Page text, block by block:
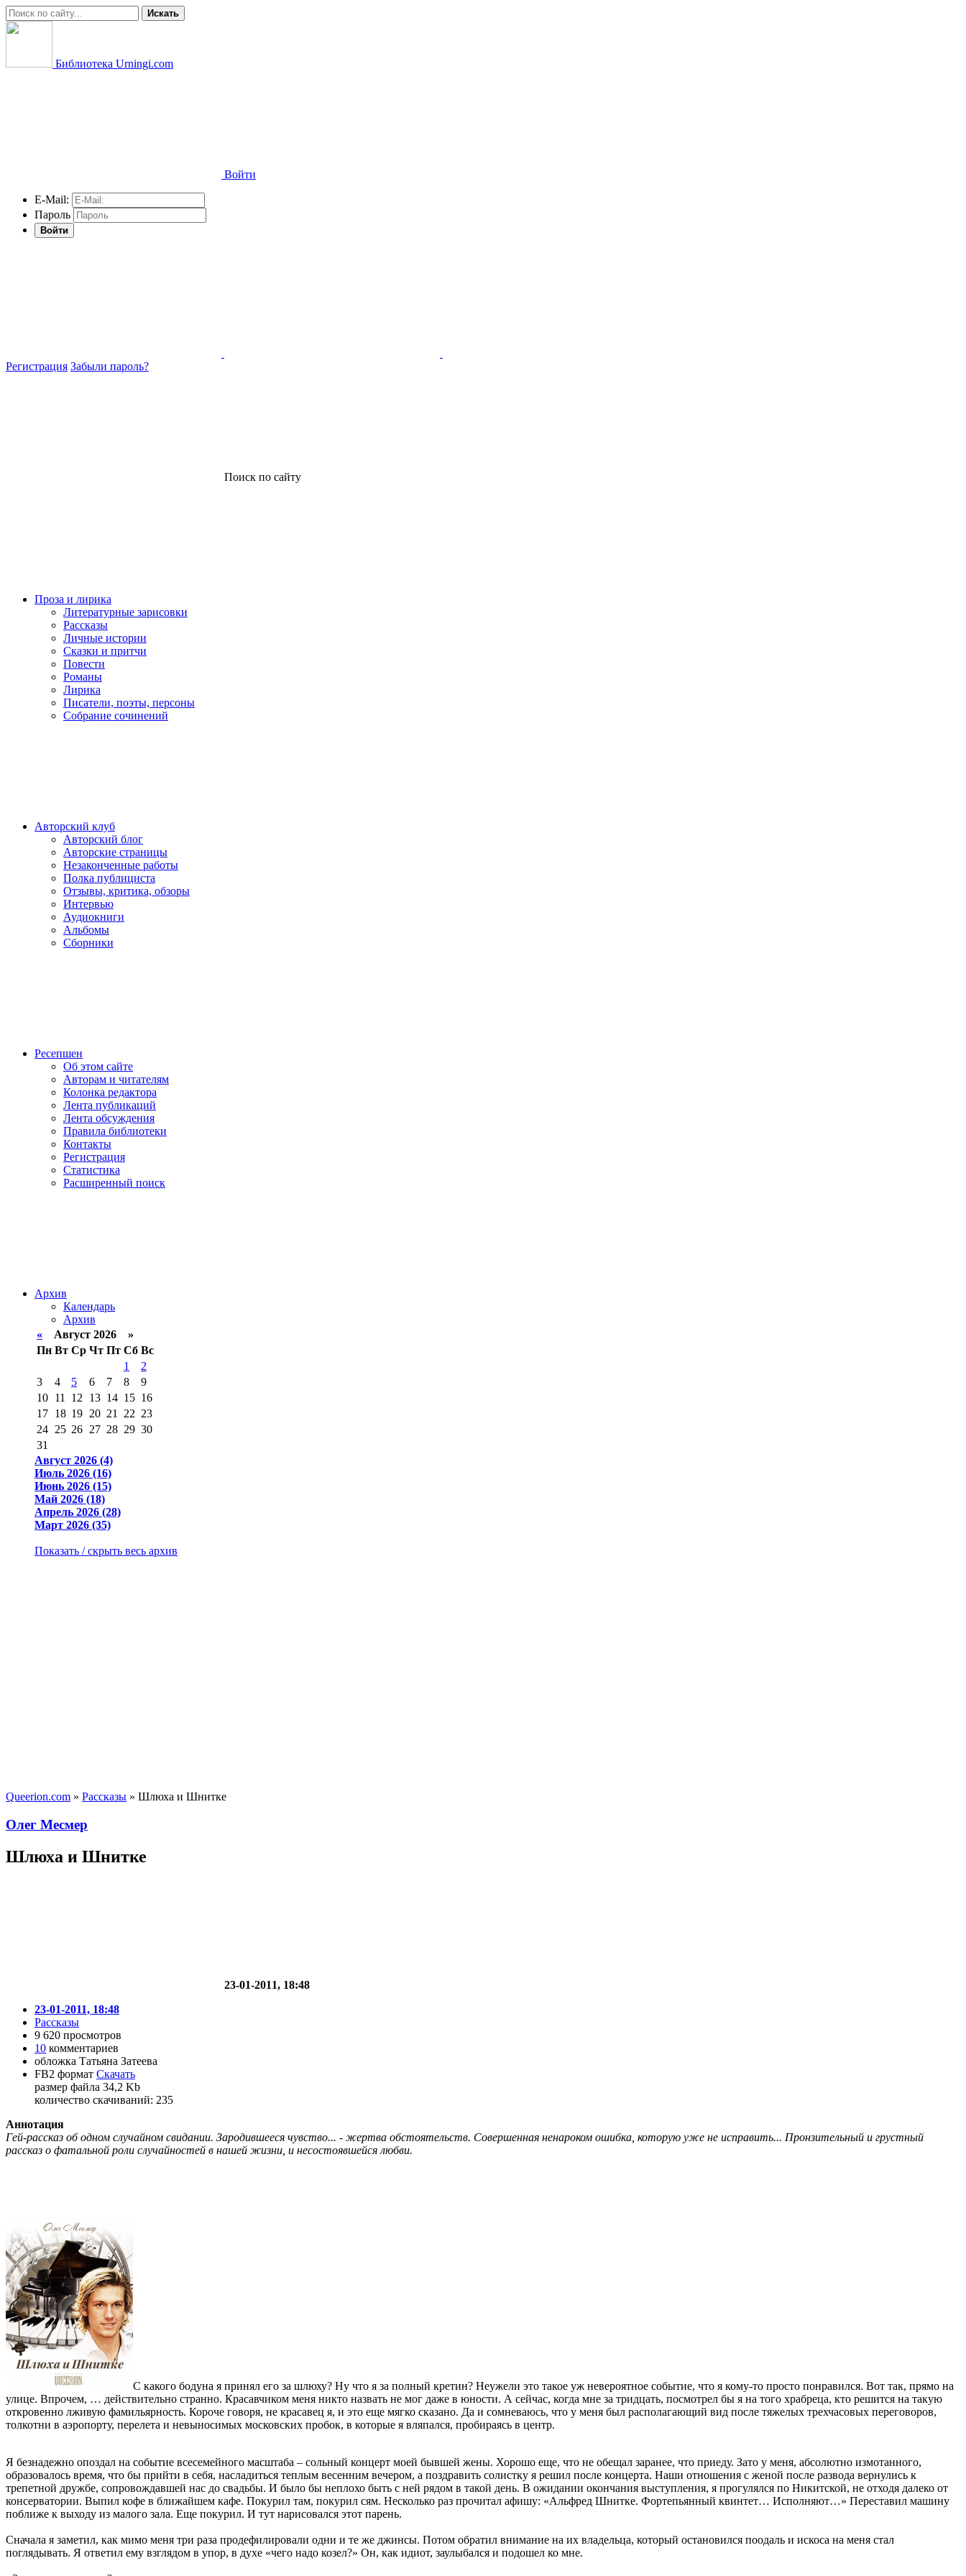
Искать
Библиотека Urningi.com
Войти
E-Mail:
Пароль
Войти
Регистрация Забыли пароль?
Поиск по сайту
Проза и лирика
Литературные зарисовки
Рассказы
Личные истории
Сказки и притчи
Повести
Романы
Лирика
Писатели, поэты, персоны
Собрание сочинений
Авторский клуб
Авторский блог
Авторские страницы
Незаконченные работы
Полка публициста
Отзывы, критика, обзоры
Интервью
Аудиокниги
Альбомы
Сборники
Ресепшен
Об этом сайте
Авторам и читателям
Колонка редактора
Лента публикаций
Лента обсуждения
Правила библиотеки
Контакты
Регистрация
Статистика
Расширенный поиск
Архив
Календарь
Архив
« Август 2026 »
Пн Вт Ср Чт Пт Сб Вс
1
2
3
4 5 6 7 8
9
10 11 12 13 14 15 16
17 18 19 20 21 22 23
24 25 26 27 28 29 30
31
Август 2026 (4)
Июль 2026 (16)
Июнь 2026 (15)
Май 2026 (18)
Апрель 2026 (28)
Март 2026 (35)
Показать / скрыть весь архив
Queerion.com » Рассказы » Шлюха и Шнитке
Олег Месмер
Шлюха и Шнитке
23-01-2011, 18:48
23-01-2011, 18:48
Рассказы
9 620 просмотров
10 комментариев
обложка Татьяна Затеева
FB2 формат Скачать
размер файла 34,2 Kb
количество cкачиваний: 235
Аннотация
Гей-рассказ об одном случайном свидании. Зародившееся чувство... - жертва обстоятельств. Совершенная ненароком ошибка, которую уже не исправить... Пронзительный и грустный
рассказ о фатальной роли случайностей в нашей жизни, и несостоявшейся любви.
С какого бодуна я принял его за шлюху? Ну что я за полный кретин? Неужели это такое уж невероятное событие, что я кому-то просто понравился. Вот так, прямо на
улице. Впрочем, … действительно странно. Красавчиком меня никто назвать не мог даже в юности. А сейчас, когда мне за тридцать, посмотрел бы я на того храбреца, кто решится на такую
откровенно лживую фамильярность. Короче говоря, не красавец я, и это еще мягко сказано. Да и сомневаюсь, что у меня был располагающий вид после тяжелых трехчасовых переговоров,
толкотни в аэропорту, перелета и невыносимых московских пробок, в которые я вляпался, пробираясь в центр.
Я безнадежно опоздал на событие всесемейного масштаба – сольный концерт моей бывшей жены. Хорошо еще, что не обещал заранее, что приеду. Зато у меня, абсолютно измотанного,
образовалось время, что бы прийти в себя, насладиться теплым весенним вечером, а поздравить солистку я решил после концерта. Наши отношения с женой после развода вернулись к
трепетной дружбе, сопровождавшей нас до свадьбы. И было бы неплохо быть с ней рядом в такой день. В ожидании окончания выступления, я прогулялся по Никитской, не отходя далеко от
консерватории. Выпил кофе в ближайшем кафе. Покурил там, покурил сям. Несколько раз прочитал афишу: «Альфред Шнитке. Фортепьянный квинтет… Исполняют…» Переставил машину
поближе к выходу из малого зала. Еще покурил. И тут нарисовался этот парень.
Сначала я заметил, как мимо меня три раза продефилировали одни и те же джинсы. Потом обратил внимание на их владельца, который остановился поодаль и искоса на меня стал
поглядывать. Я ответил ему взглядом в упор, в духе «чего надо козел?» Он, как идиот, заулыбался и подошел ко мне.